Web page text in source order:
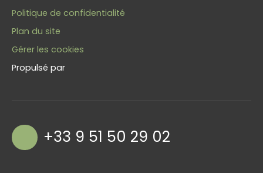
Politique de confidentialité
Plan du site
Gérer les cookies
Propulsé par
+33 9 51 50 29 02